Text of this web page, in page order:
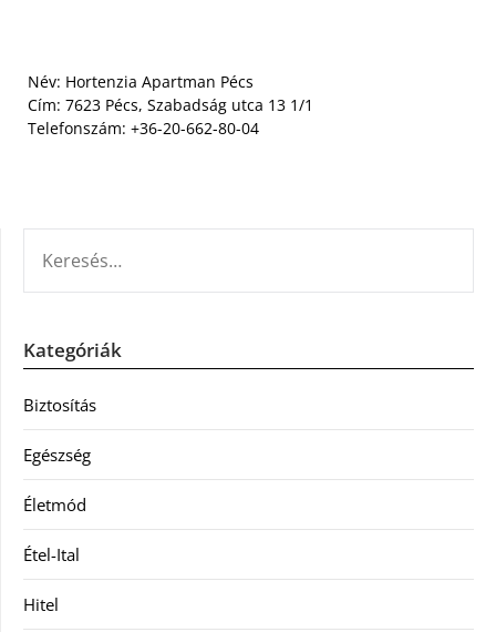
Név: Hortenzia Apartman Pécs
Cím: 7623 Pécs, Szabadság utca 13 1/1
Telefonszám: +36-20-662-80-04
Kategóriák
Biztosítás
Egészség
Életmód
Étel-Ital
Hitel